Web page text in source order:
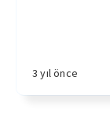
3 yıl önce